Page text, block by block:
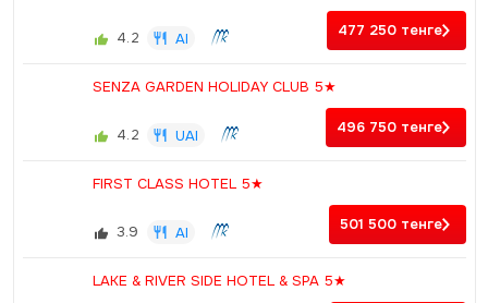
4.2 AI 477 250 тенге
SENZA GARDEN HOLIDAY CLUB 5★
4.2 UAI 496 750 тенге
FIRST CLASS HOTEL 5★
3.9 AI 501 500 тенге
LAKE & RIVER SIDE HOTEL & SPA 5★